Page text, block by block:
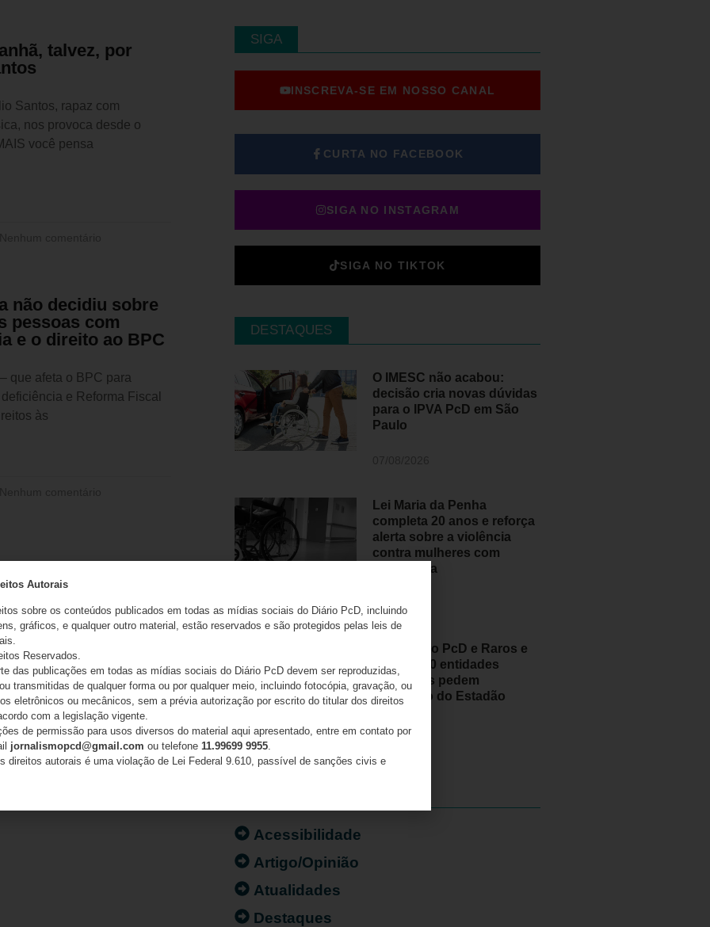
talvez, por
Santos, rapaz com
nos provoca desde o
você pensa
não decidiu sobre
pessoas com
e o direito ao BPC
que afeta o BPC para
e Reforma Fiscal
às
SIGA
INSCREVA-SE EM NOSSO CANAL
CURTA NO FACEBOOK
SIGA NO INSTAGRAM
SIGA NO TIKTOK
DESTAQUES
O IMESC não acabou:
decisão cria novas dúvidas
para o IPVA PcD em São
Paulo
Lei Maria da Penha
completa 20 anos e reforça
alerta sobre a violência
contra mulheres com
deficiência
07/08/2026
Movimento PcD e Raros e
mais de 50 entidades
brasileiras pedem
retratação do Estadão
06/08/2026
Acessibilidade
Artigo/Opinião
Atualidades
Destaques
Autorais
sobre os conteúdos publicados em todas as mídias sociais do Diário PcD, incluindo
gráficos, e qualquer outro material, estão reservados e são protegidos pelas leis de
Reservados.
das publicações em todas as mídias sociais do Diário PcD devem ser reproduzidas,
transmitidas de qualquer forma ou por qualquer meio, incluindo fotocópia, gravação, ou
eletrônicos ou mecânicos, sem a prévia autorização por escrito do titular dos direitos
com a legislação vigente.
de permissão para usos diversos do material aqui apresentado, entre em contato por
jornalismopcd@gmail.com ou telefone 11.99699 9955.
direitos autorais é uma violação de Lei Federal 9.610, passível de sanções civis e